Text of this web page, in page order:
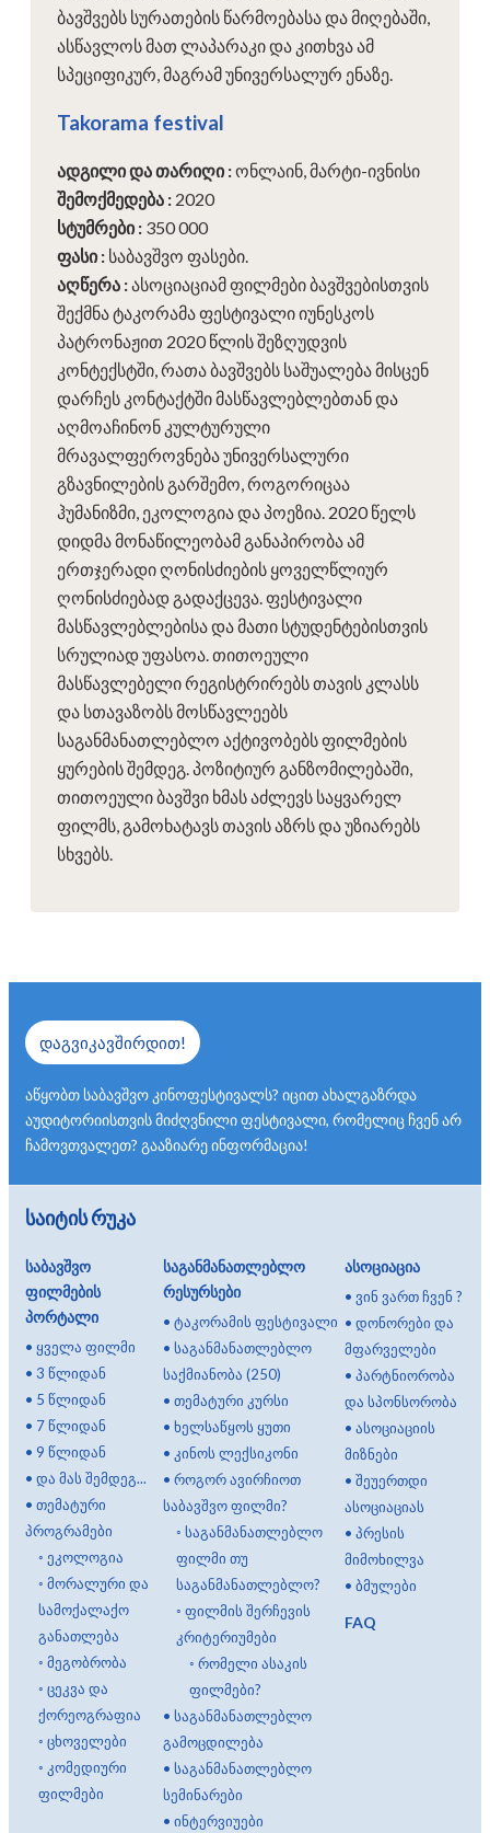
ბავშვებს სურათების წარმოებასა და მიღებაში,
ასწავლოს მათ ლაპარაკი და კითხვა ამ
სპეციფიკურ, მაგრამ უნივერსალურ ენაზე.
Takorama festival
ადგილი და თარიღი:ონლაინ, მარტი-ივნისი
შემოქმედება : 2020
სტუმრები: 350 000
ფასი: საბავშვო ფასები.
აღწერა :ასოციაციამ ფილმები ბავშვებისთვის
შექმნა ტაკორამა ფესტივალი იუნესკოს
პატრონაჟით 2020 წლის შეზღუდვის
კონტექსტში, რათა ბავშვებს საშუალება მისცენ
დარჩეს კონტაქტში მასწავლებლებთან და
აღმოაჩინონ კულტურული
მრავალფეროვნება უნივერსალური
გზავნილების გარშემო, როგორიცაა
ჰუმანიზმი, ეკოლოგია და პოეზია. 2020 წელს
დიდმა მონაწილეობამ განაპირობა ამ
ერთჯერადი ღონისძიების ყოველწლიურ
ღონისძიებად გადაქცევა. ფესტივალი
მასწავლებლებისა და მათი სტუდენტებისთვის
სრულიად უფასოა. თითოეული
მასწავლებელი რეგისტრირებს თავის კლასს
და სთავაზობს მოსწავლეებს
საგანმანათლებლო აქტივობებს ფილმების
ყურების შემდეგ. პოზიტიურ განზომილებაში,
თითოეული ბავშვი ხმას აძლევს საყვარელ
ფილმს, გამოხატავს თავის აზრს და უზიარებს
სხვებს.
დაგვიკავშირდით!
აწყობთ საბავშვო კინოფესტივალს? იცით ახალგაზრდა
აუდიტორიისთვის მიძღვნილი ფესტივალი, რომელიც ჩვენ არ
ჩამოვთვალეთ? გააზიარე ინფორმაცია!
საიტის რუკა
საბავშვო
ფილმების
პორტალი
• ყველა ფილმი
• 3 წლიდან
• 5 წლიდან
• 7 წლიდან
• 9 წლიდან
• და მას შემდეგ...
• თემატური
პროგრამები
◦ ეკოლოგია
◦ მორალური და
სამოქალაქო
განათლება
◦ მეგობრობა
◦ ცეკვა და
ქორეოგრაფია
◦ ცხოველები
◦ კომედიური
ფილმები
საგანმანათლებლო
რესურსები
• ტაკორამის ფესტივალი
• საგანმანათლებლო
საქმიანობა (250)
• თემატური კურსი
• ხელსაწყოს ყუთი
• კინოს ლექსიკონი
• როგორ ავირჩიოთ
საბავშვო ფილმი?
◦ საგანმანათლებლო
ფილმი თუ
საგანმანათლებლო?
◦ ფილმის შერჩევის
კრიტერიუმები
◦ რომელი ასაკის
ფილმები?
• საგანმანათლებლო
გამოცდილება
• საგანმანათლებლო
სემინარები
• ინტერვიუები
ასოციაცია
• ვინ ვართ ჩვენ ?
•დონორები და
მფარველები
•პარტნიორობა
და სპონსორობა
•ასოციაციის
მიზნები
•შეუერთდი
ასოციაციას
•პრესის
მიმოხილვა
•ბმულები
FAQ